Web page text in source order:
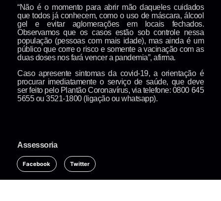
“Não é o momento para abrir mão daqueles cuidados
que todos já conhecem, como o uso de máscara, álcool
gel e evitar aglomerações em locais fechados.
Observamos que os casos estão sob controle nessa
população (pessoas com mais idade), mas ainda é um
público que corre o risco e somente a vacinação com as
duas doses nos fará vencer a pandemia”, afirma.
Caso apresente sintomas da covid-19, a orientação é
procurar imediatamente o serviço de saúde, que deve
ser feito pelo Plantão Coronavírus, via telefone: 0800 645
5655 ou 3521-1800 (ligação ou whatsapp).
Assessoria
Facebook Twitter